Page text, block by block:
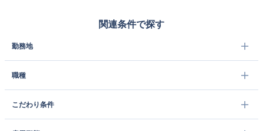
関連条件で探す
勤務地
職種
こだわり条件